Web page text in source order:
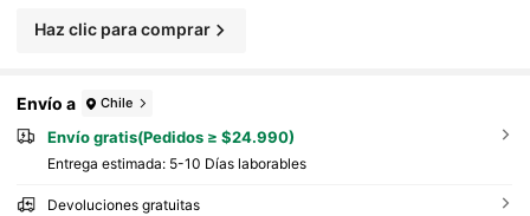
Haz clic para comprar
Envío a Chile
Envío gratis(Pedidos ≥ $24.990)
Entrega estimada: 5-10 Días laborables
Devoluciones gratuitas